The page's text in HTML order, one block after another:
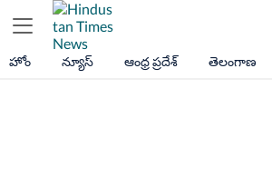
హోం న్యూస్ ఆంధ్ర ప్రదేశ్ తెలంగాణ